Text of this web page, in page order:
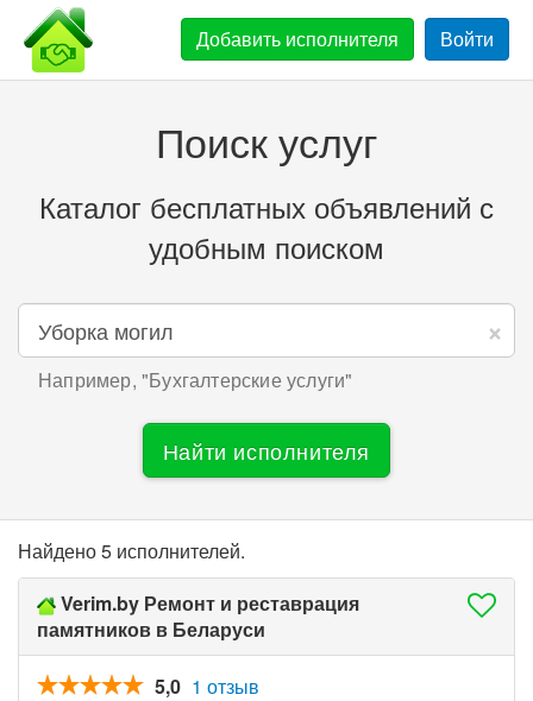
Добавить исполнителя Войти
Поиск услуг
Каталог бесплатных объявлений с
удобным поиском
×
Например, "Бухгалтерские услуги"
Найти исполнителя
Найдено 5 исполнителей.
Verim.by Ремонт и реставрация
памятников в Беларуси
5,0 1 отзыв